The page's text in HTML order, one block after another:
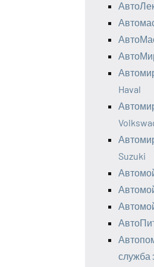
Haval
Suzuki
служба